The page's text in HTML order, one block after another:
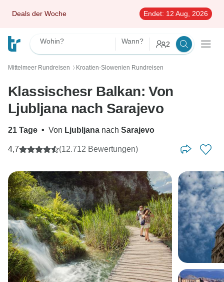
Deals der Woche Endet: 12 Aug, 2026
Wohin? Wann? 2
Mittelmeer Rundreisen 〉 Kroatien-Slowenien Rundreisen
Klassischesr Balkan: Von
Ljubljana nach Sarajevo
21 Tage • Von Ljubljana nach Sarajevo
4,7 (12.712 Bewertungen)